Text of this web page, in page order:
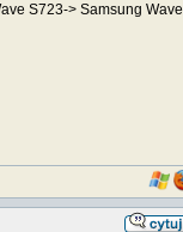
S723-> Samsung Wave